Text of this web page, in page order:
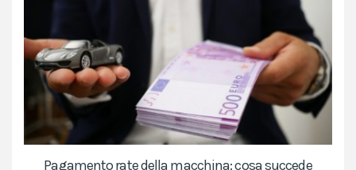
Pagamento rate della macchina: cosa succede